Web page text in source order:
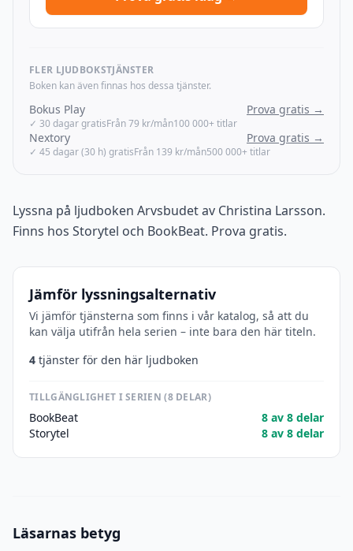
FLER LJUDBOKSTJÄNSTER
Boken kan även finnas hos dessa tjänster.
Bokus Play Prova gratis →
✓ 30 dagar gratisFrån 79 kr/mån100 000+ titlar
Nextory Prova gratis →
✓ 45 dagar (30 h) gratisFrån 139 kr/mån500 000+ titlar
Lyssna på ljudboken Arvsbudet av Christina Larsson.
Finns hos Storytel och BookBeat. Prova gratis.
Jämför lyssningsalternativ
Vi jämför tjänsterna som finns i vår katalog, så att du
kan välja utifrån hela serien – inte bara den här titeln.
4 tjänster för den här ljudboken
TILLGÄNGLIGHET I SERIEN (8 DELAR)
BookBeat
8 av 8 delar
Storytel
8 av 8 delar
Läsarnas betyg